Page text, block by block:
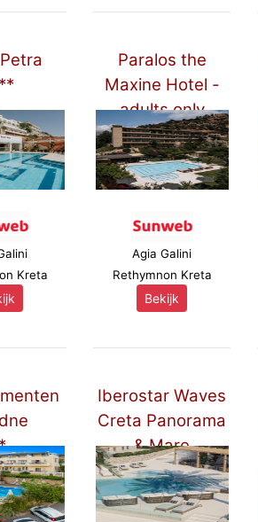
Kreta
Paralos the
Maxine Hotel -
adults only
***
Agia Galini
Rethymnon Kreta
Bekijk
Iberostar Waves
Creta Panorama
& Mare
****